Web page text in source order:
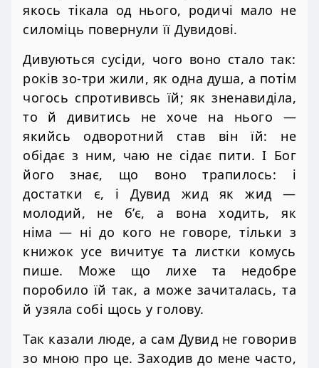
якось тікала од нього, родичі мало не
силоміць повернули її Дувидові.
Дивуються сусіди, чого воно стало так:
років зо-три жили, як одна душа, а потім
чогось спротививсь їй; як зненавиділа,
то й дивитись не хоче на нього —
якийсь одворотний став він їй: не
обідає з ним, чаю не сідає пити. І Бог
його знає, що воно трапилось: і
достатки є, і Дувид жид як жид —
молодий, не б’є, а вона ходить, як
німа — ні до кого не говоре, тільки з
книжок усе вичитує та листки комусь
пише. Може що лихе та недобре
поробило їй так, а може зачиталась, та
й узяла собі щось у голову.
Так казали люде, а сам Дувид не говорив
зо мною про це. Заходив до мене часто,